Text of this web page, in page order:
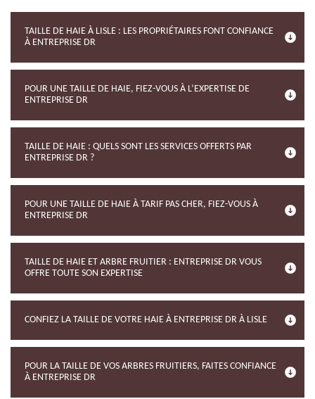
TAILLE DE HAIE À LISLE : LES PROPRIÉTAIRES FONT CONFIANCE
À ENTREPRISE DR
POUR UNE TAILLE DE HAIE, FIEZ-VOUS À L’EXPERTISE DE
ENTREPRISE DR
TAILLE DE HAIE : QUELS SONT LES SERVICES OFFERTS PAR
ENTREPRISE DR ?
POUR UNE TAILLE DE HAIE À TARIF PAS CHER, FIEZ-VOUS À
ENTREPRISE DR
TAILLE DE HAIE ET ARBRE FRUITIER : ENTREPRISE DR VOUS
OFFRE TOUTE SON EXPERTISE
CONFIEZ LA TAILLE DE VOTRE HAIE À ENTREPRISE DR À LISLE
POUR LA TAILLE DE VOS ARBRES FRUITIERS, FAITES CONFIANCE
À ENTREPRISE DR